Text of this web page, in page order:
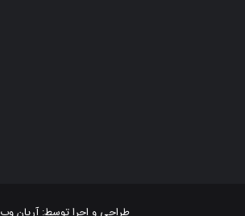
طراحی و اجرا توسط:آریان وب